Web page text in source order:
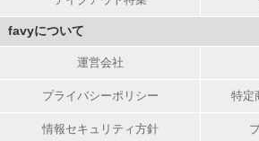
favyについて
運営会社
プライバシーポリシー 特定
情報セキュリティ方針